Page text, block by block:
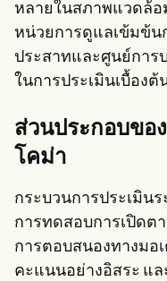
หลายในสภาพแวดล้อ
หน่วยการดูแลเข้มข้น
ประสาทและศูนย์การ
ในการประเมินเบื้อง
ส่วนประกอบขอ
โคม่า
กระบวนการประเมิน
การทดสอบการเปิดต
การตอบสนองทางมอ
คะแนนอย่างอิสระ แ